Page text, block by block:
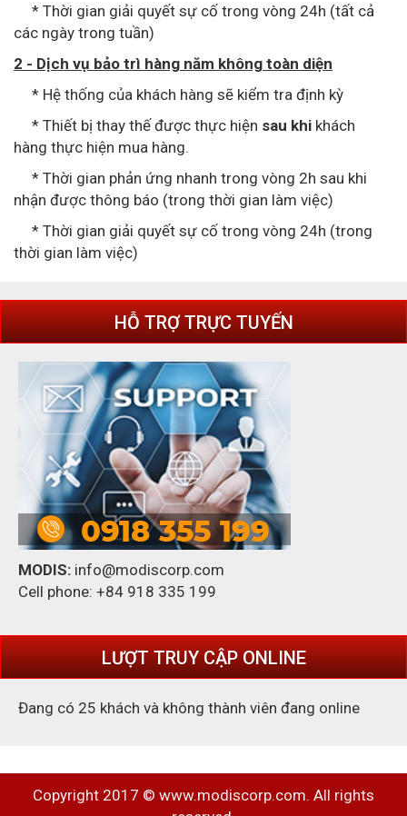
* Thời gian giải quyết sự cố trong vòng 24h (tất cả
các ngày trong tuần)
2 - Dịch vụ bảo trì hàng năm không toàn diện
* Hệ thống của khách hàng sẽ kiểm tra định kỳ
* Thiết bị thay thế được thực hiện sau khi khách
hàng thực hiện mua hàng.
* Thời gian phản ứng nhanh trong vòng 2h sau khi
nhận được thông báo (trong thời gian làm việc)
* Thời gian giải quyết sự cố trong vòng 24h (trong
thời gian làm việc)
HỖ TRỢ TRỰC TUYẾN
MODIS: info@modiscorp.com
Cell phone: +84 918 335 199
LƯỢT TRUY CẬP ONLINE
Đang có 25 khách và không thành viên đang online
Copyright 2017 © www.modiscorp.com. All rights